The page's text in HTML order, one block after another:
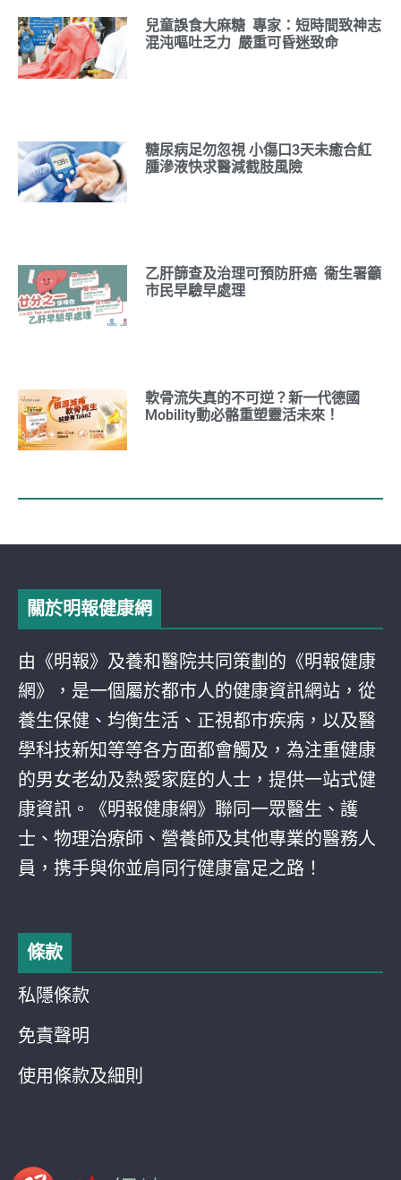
兒童誤食大麻糖 專家：短時間致神志
混沌嘔吐乏力 嚴重可昏迷致命
糖尿病足勿忽視 小傷口3天未癒合紅
腫滲液快求醫減截肢風險
乙肝篩查及治理可預防肝癌 衞生署籲
市民早驗早處理
軟骨流失真的不可逆？新一代德國
Mobility動必骼重塑靈活未來！
關於明報健康網
由《明報》及養和醫院共同策劃的《明報健康
網》，是一個屬於都巿人的健康資訊網站，從
養生保健、均衡生活、正視都巿疾病，以及醫
學科技新知等等各方面都會觸及，為注重健康
的男女老幼及熱愛家庭的人士，提供一站式健
康資訊。《明報健康網》聯同一眾醫生、護
士、物理治療師、營養師及其他專業的醫務人
員，携手與你並肩同行健康富足之路！
條款
私隱條款
免責聲明
使用條款及細則